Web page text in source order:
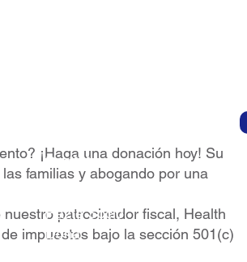
¡Haga una donación hoy! Su
familias y abogando por una
patrocinador fiscal, Health
impuestos bajo la sección 501(c)
Participa
Hazte Socio
Dona